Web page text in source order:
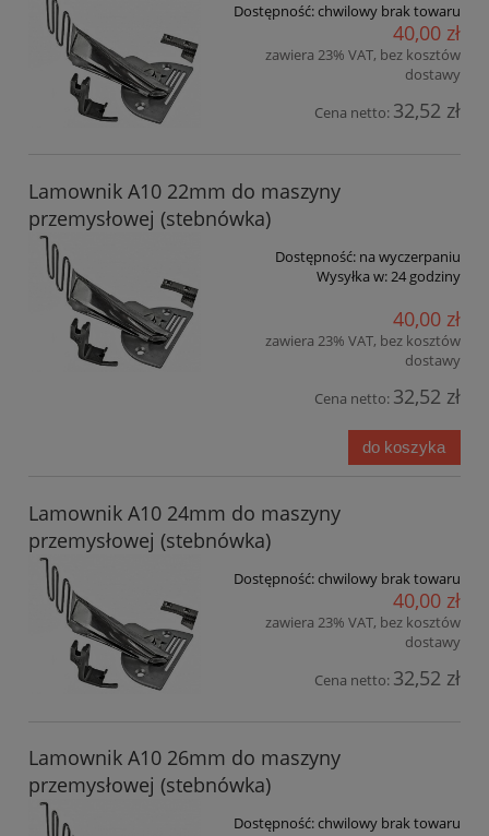
Dostępność:chwilowy brak towaru
40,00 zł
zawiera 23% VAT, bez kosztów
dostawy
Cena netto: 32,52 zł
Lamownik A10 22mm do maszyny
przemysłowej (stebnówka)
Dostępność: na wyczerpaniu
Wysyłka w:24 godziny
40,00 zł
zawiera 23% VAT, bez kosztów
dostawy
Cena netto: 32,52 zł
do koszyka
Lamownik A10 24mm do maszyny
przemysłowej (stebnówka)
Dostępność:chwilowy brak towaru
40,00 zł
zawiera 23% VAT, bez kosztów
dostawy
Cena netto: 32,52 zł
Lamownik A10 26mm do maszyny
przemysłowej (stebnówka)
Dostępność:chwilowy brak towaru